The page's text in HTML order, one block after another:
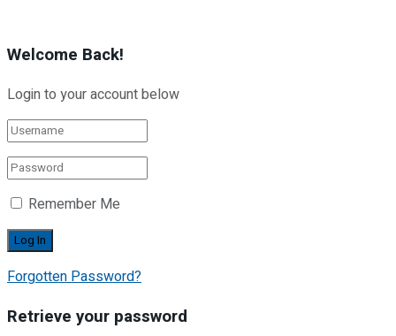
Welcome Back!
Login to your account below
Remember Me
Forgotten Password?
Retrieve your password